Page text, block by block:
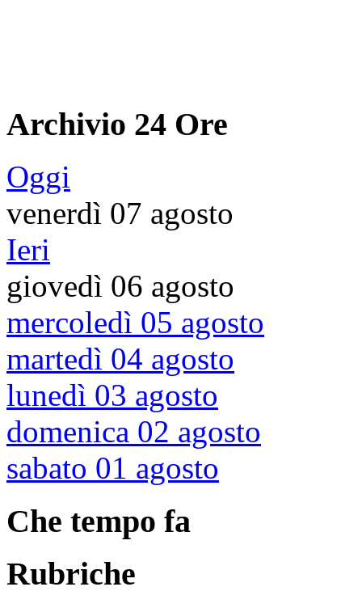
Archivio 24 Ore
Oggi
venerdì 07 agosto
Ieri
giovedì 06 agosto
mercoledì 05 agosto
martedì 04 agosto
lunedì 03 agosto
domenica 02 agosto
sabato 01 agosto
Che tempo fa
Rubriche